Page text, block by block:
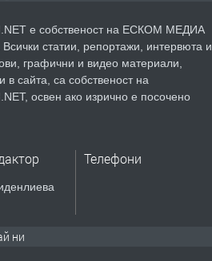
е собственост на ЕСКОМ МЕДИА
статии, репортажи, интервюта и
графични и видео материали,
в сайта, са собственост на
освен ако изрично е посочено
Телефони
ни